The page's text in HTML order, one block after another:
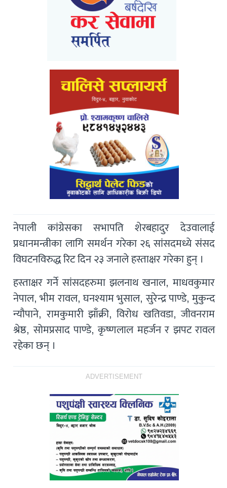
नेपाली कांग्रेसका सभापति शेरबहादुर देउवालाई
प्रधानमन्त्रीका लागि समर्थन गरेका २६ सांसदमध्ये संसद
विघटनविरुद्ध रिट दिन २३ जनाले हस्ताक्षर गरेका हुन् ।
हस्ताक्षर गर्ने सांसदहरुमा झलनाथ खनाल, माधवकुमार
नेपाल, भीम रावल, घनश्याम भुसाल, सुरेन्द्र पाण्डे, मुकुन्द
न्यौपाने, रामकुमारी झाँक्री, विरोध खतिवडा, जीवनराम
श्रेष्ठ, सोमप्रसाद पाण्डे, कृष्णलाल महर्जन र झपट रावल
रहेका छन् ।
ADVERTISEMENT